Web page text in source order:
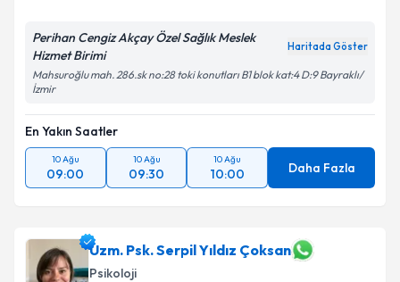
Perihan Cengiz Akçay Özel Sağlık Meslek
Hizmet Birimi
Haritada Göster
Mahsuroğlu mah. 286.sk no:28 toki konutları B1 blok kat:4 D:9 Bayraklı/
İzmir
En Yakın Saatler
10 Ağu
09:00
10 Ağu
09:30
10 Ağu
10:00 Daha Fazla
Uzm. Psk. Serpil Yıldız Çoksan
Psikoloji